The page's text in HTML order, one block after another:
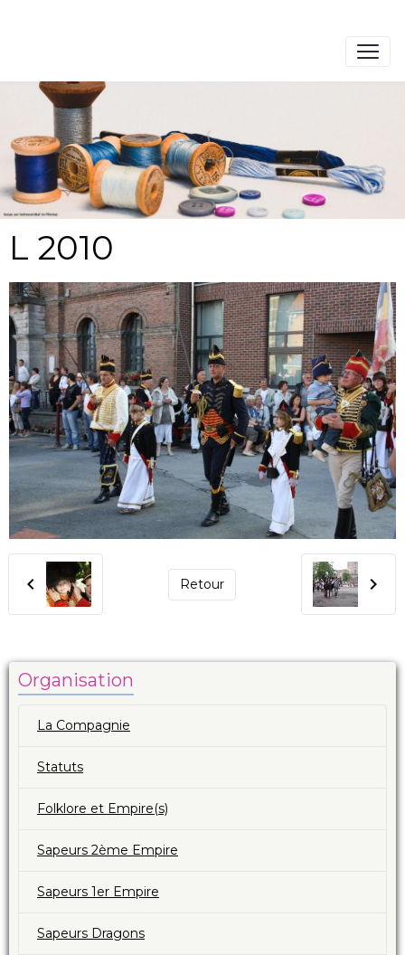
L 2010
Retour
Organisation
La Compagnie
Statuts
Folklore et Empire(s)
Sapeurs 2ème Empire
Sapeurs 1er Empire
Sapeurs Dragons